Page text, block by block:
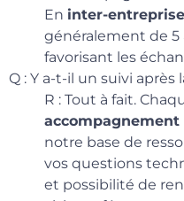
En inter-
généralement de 5
favorisant les
Q : Y a-t-il un suivi après
R : Tout à fait.
notre base de
vos questions
et possibilité de